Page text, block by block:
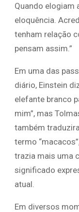
Quando elogiam
eloquência.
tenham relação
pensam assim.”
Em uma das
diário, Einstein
elefante branco
mim”, mas
também
termo
trazia mais uma
significado
atual.
Em diversos